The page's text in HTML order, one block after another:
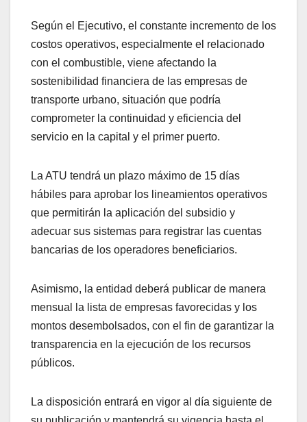
Según el Ejecutivo, el constante incremento de los
costos operativos, especialmente el relacionado
con el combustible, viene afectando la
sostenibilidad financiera de las empresas de
transporte urbano, situación que podría
comprometer la continuidad y eficiencia del
servicio en la capital y el primer puerto.
La ATU tendrá un plazo máximo de 15 días
hábiles para aprobar los lineamientos operativos
que permitirán la aplicación del subsidio y
adecuar sus sistemas para registrar las cuentas
bancarias de los operadores beneficiarios.
Asimismo, la entidad deberá publicar de manera
mensual la lista de empresas favorecidas y los
montos desembolsados, con el fin de garantizar la
transparencia en la ejecución de los recursos
públicos.
La disposición entrará en vigor al día siguiente de